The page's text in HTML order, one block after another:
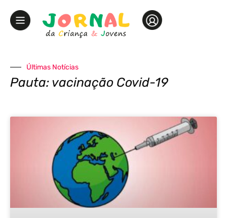
Últimas Notícias
Pauta: vacinação Covid-19